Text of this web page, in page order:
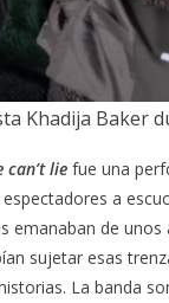
Khadija Baker
lie fue una
a
emanaban de
sujetar esas
La banda